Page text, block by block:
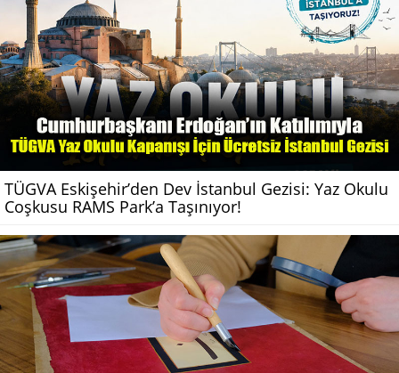
TÜGVA Eskişehir’den Dev İstanbul Gezisi: Yaz Okulu
Coşkusu RAMS Park’a Taşınıyor!